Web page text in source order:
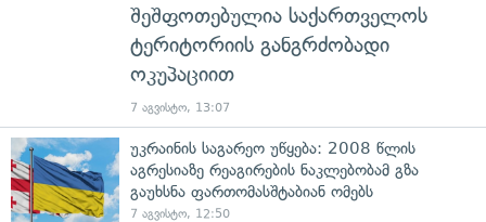
შეშფოთებულია საქართველოს
ტერიტორიის განგრძობადი
ოკუპაციით
7 აგვისტო, 13:07
უკრაინის საგარეო უწყება: 2008 წლის
აგრესიაზე რეაგირების ნაკლებობამ გზა
გაუხსნა ფართომასშტაბიან ომებს
7 აგვისტო, 12:50